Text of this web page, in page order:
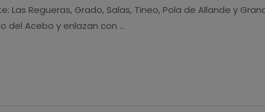
Regueras, Grado, Salas, Tineo, Pola de Allande y
del Acebo y enlazan con …